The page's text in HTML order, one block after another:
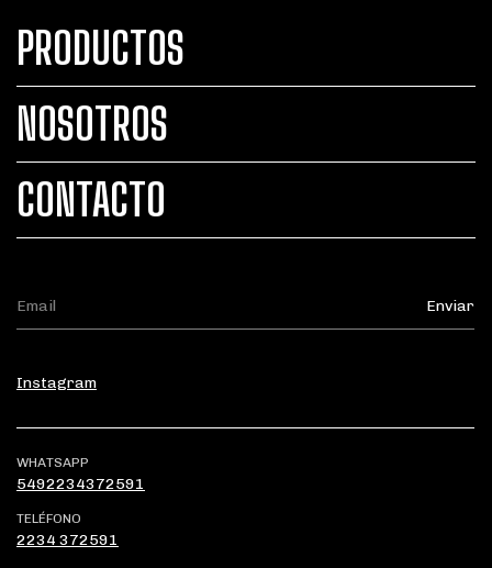
PRODUCTOS
NOSOTROS
CONTACTO
Instagram
WHATSAPP
5492234372591
TELÉFONO
2234 372591